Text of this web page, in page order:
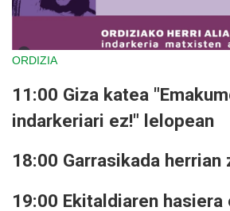
ORDIZIA
11:00 Giza katea
indarkeriari ez!" lelopean
18:00 Garrasikada herrian
19:00 Ekitaldiaren hasiera